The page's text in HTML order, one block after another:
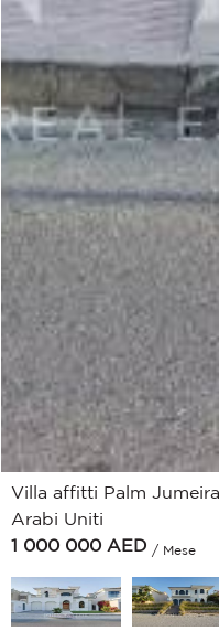
Villa affitti Palm
Arabi Uniti
1 000 000 AED / Mese